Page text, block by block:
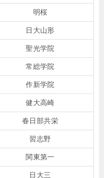
明桜
日大山形
聖光学院
常総学院
作新学院
健大高崎
春日部共栄
習志野
関東第一
日大三